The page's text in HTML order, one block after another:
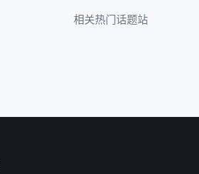
相关热门话题站